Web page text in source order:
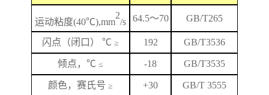
运动粘度(40℃),mm
2
/s 64.5～70 GB/T265
闪 点 （闭口） ℃ ≥ 192 GB/T3536
倾点， ℃ ≤ -18 GB/T3535
颜色，赛氏号 ≥ +30 GB/T 3555